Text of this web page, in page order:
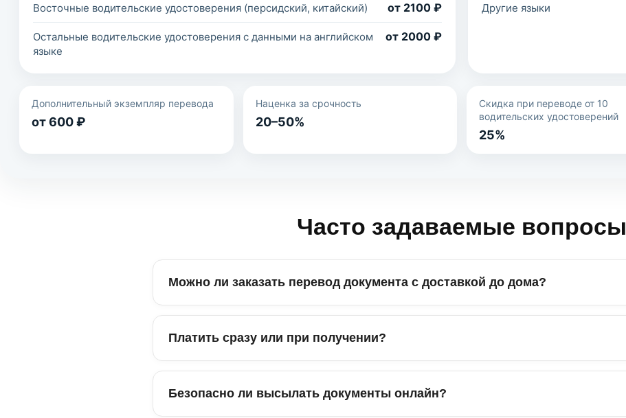
Восточные водительские удостоверения (персидский, китайский) от 2100 ₽
Остальные водительские удостоверения с данными на английском
языке
от 2000 ₽
Другие языки
Дополнительный экземпляр перевода
от 600 ₽
Наценка за срочность
20–50%
Скидка при переводе от 10
водительских удостоверений
25%
Часто задаваемые вопросы
Можно ли заказать перевод документа с доставкой до дома?
Платить сразу или при получении?
Безопасно ли высылать документы онлайн?